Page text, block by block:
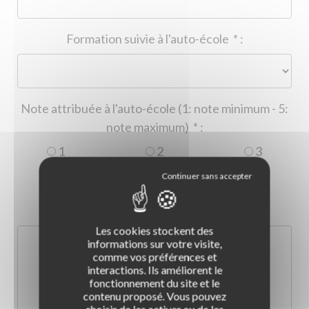
* :
Note attribuée à l'auto-école (1: note minimum - 5:
* :
1
2
3
5
Les cookies stockent des
informations sur votre visite,
comme vos préférences et
interactions. Ils améliorent le
fonctionnement du site et le
contenu proposé. Vous pouvez